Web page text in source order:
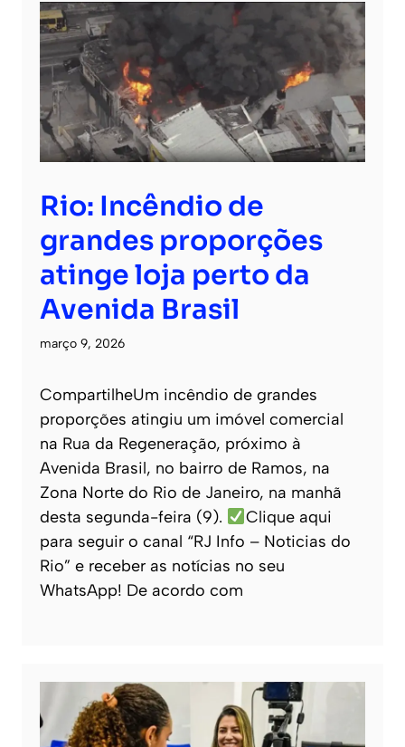
Rio: Incêndio de
grandes proporções
atinge loja perto da
Avenida Brasil
março 9, 2026
CompartilheUm incêndio de grandes
proporções atingiu um imóvel comercial
na Rua da Regeneração, próximo à
Avenida Brasil, no bairro de Ramos, na
Zona Norte do Rio de Janeiro, na manhã
desta segunda-feira (9).
Clique aqui
para seguir o canal “RJ Info – Noticias do
Rio” e receber as notícias no seu
WhatsApp! De acordo com